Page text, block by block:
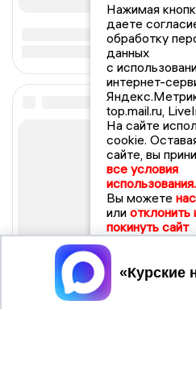
Нажимая
даете
обработку
данных
с
интернет-
top.mail.ru,
На сайте
cookie.
сайте, вы
все условия
использования.
Вы можете
или отклонить
покинуть сайт
Принять